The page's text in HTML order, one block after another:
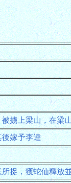
擄上梁山，在梁
嫁予李逵
捉，獲蛇仙釋放